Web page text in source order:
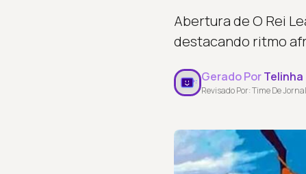
Abertura de O Rei
destacando ritmo
Gerado PorTelinha
Revisado Por: Time De